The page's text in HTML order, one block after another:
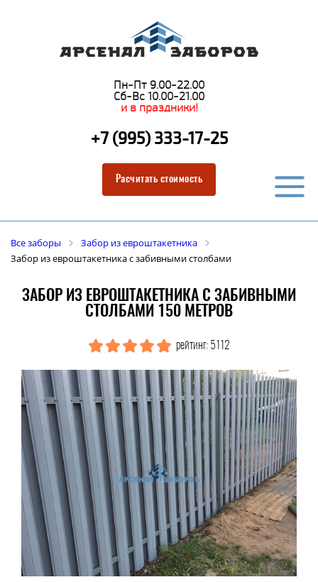
Пн-Пт 9.00-22.00
Сб-Вс 10.00-21.00
и в праздники!
+7 (995) 333-17-25
Расчитать стоимость
Все заборы
Забор из евроштакетника
Забор из евроштакетника с забивными столбами
ЗАБОР ИЗ ЕВРОШТАКЕТНИКА С ЗАБИВНЫМИ
СТОЛБАМИ 150 МЕТРОВ
рейтинг: 5112